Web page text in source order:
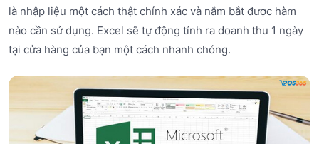
là nhập liệu một cách thật chính xác và nắm bắt được hàm
nào cần sử dụng. Excel sẽ tự động tính ra doanh thu 1 ngày
tại cửa hàng của bạn một cách nhanh chóng.